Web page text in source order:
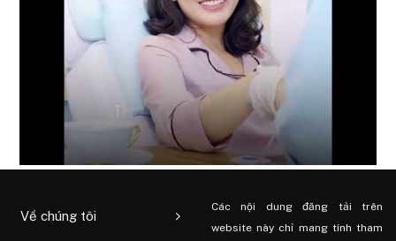
Về chúng tôi
Các nội dung đăng tải trên
website này chỉ mang tính tham